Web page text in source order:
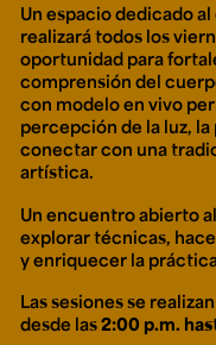
Un espacio dedicado
realizará todos los
oportunidad para
comprensión del
con modelo en vivo
percepción de la luz,
conectar con una
artística.
Un encuentro abierto
explorar técnicas,
y enriquecer la
Las sesiones se
desde las2:00 p.m.